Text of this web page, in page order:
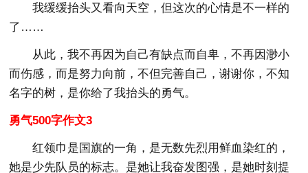
我缓缓抬头又看向天空，但这次的心情是不一样的
了……
从此，我不再因为自己有缺点而自卑，不再因渺小
而伤感，而是努力向前，不但完善自己，谢谢你，不知
名字的树，是你给了我抬头的勇气。
勇气500字作文3
红领巾是国旗的一角，是无数先烈用鲜血染红的，
她是少先队员的标志。是她让我奋发图强，是她时刻提